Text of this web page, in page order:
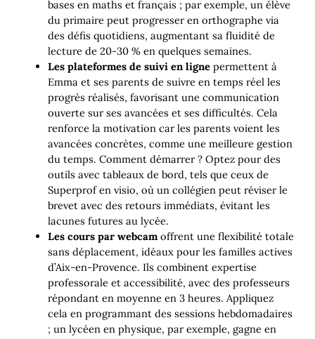
bases en maths et français ; par exemple, un élève
du primaire peut progresser en orthographe via
des défis quotidiens, augmentant sa fluidité de
lecture de 20-30 % en quelques semaines.
Les plateformes de suivi en ligne permettent à
Emma et ses parents de suivre en temps réel les
progrès réalisés, favorisant une communication
ouverte sur ses avancées et ses difficultés. Cela
renforce la motivation car les parents voient les
avancées concrètes, comme une meilleure gestion
du temps. Comment démarrer ? Optez pour des
outils avec tableaux de bord, tels que ceux de
Superprof en visio, où un collégien peut réviser le
brevet avec des retours immédiats, évitant les
lacunes futures au lycée.
Les cours par webcam offrent une flexibilité totale
sans déplacement, idéaux pour les familles actives
d’Aix-en-Provence. Ils combinent expertise
professorale et accessibilité, avec des professeurs
répondant en moyenne en 3 heures. Appliquez
cela en programmant des sessions hebdomadaires
; un lycéen en physique, par exemple, gagne en